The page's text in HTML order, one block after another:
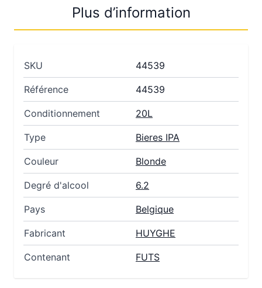
Plus d’information
SKU 44539
Référence 44539
Conditionnement 20L
Type Bieres IPA
Couleur Blonde
Degré d'alcool 6.2
Pays Belgique
Fabricant HUYGHE
Contenant FUTS